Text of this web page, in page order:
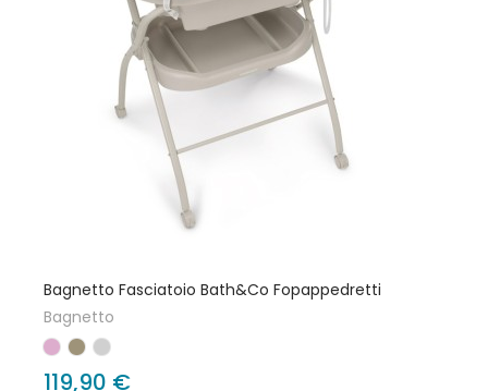
Bagnetto Fasciatoio Bath&Co Fopappedretti
Bagnetto
119,90 €